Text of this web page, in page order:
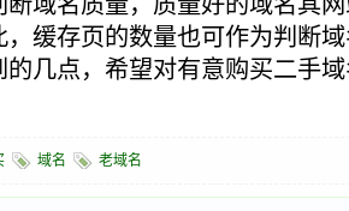
，缓存页的数量也可作为判断
的几点，希望对有意购买二手
域名 老域名